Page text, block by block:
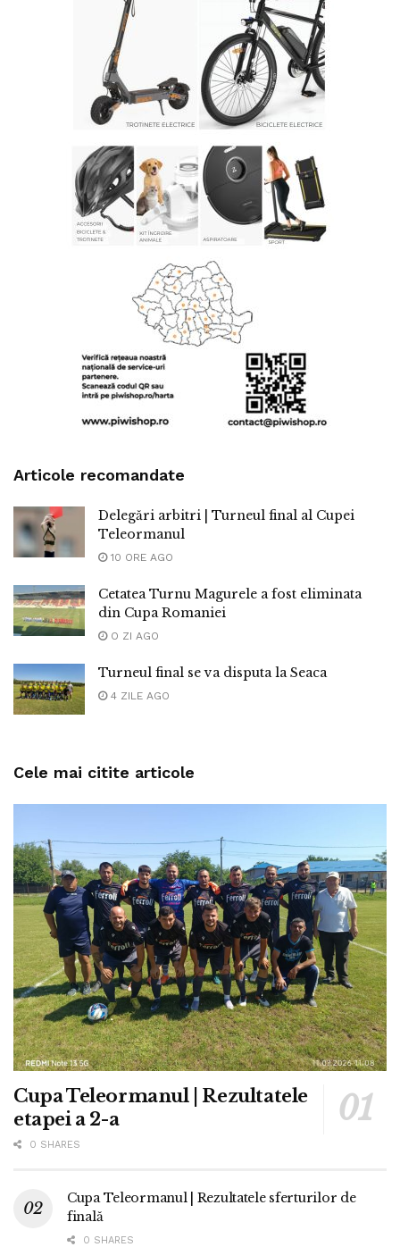
Articole recomandate
Delegări arbitri | Turneul final al Cupei
Teleormanul
10 ORE AGO
Cetatea Turnu Magurele a fost eliminata
din Cupa Romaniei
O ZI AGO
Turneul final se va disputa la Seaca
4 ZILE AGO
Cele mai citite articole
Cupa Teleormanul | Rezultatele
etapei a 2-a
0 SHARES
Cupa Teleormanul | Rezultatele sferturilor de
finală
0 SHARES